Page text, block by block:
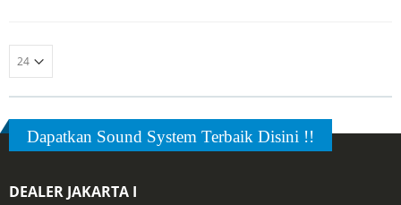
Dapatkan Sound System Terbaik Disini !!
DEALER JAKARTA I